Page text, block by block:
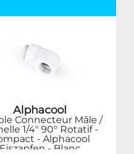
Alphacool
Connecteur Mâle /
1/4" 90° Rotatif -
- Alphacool
Eiszapfen - Blanc